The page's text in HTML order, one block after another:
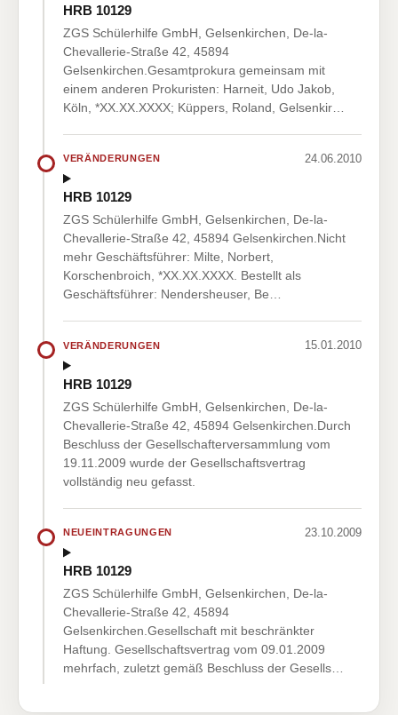
HRB 10129
ZGS Schülerhilfe GmbH, Gelsenkirchen, De-la-
Chevallerie-Straße 42, 45894
Gelsenkirchen.Gesamtprokura gemeinsam mit
einem anderen Prokuristen: Harneit, Udo Jakob,
Köln, *XX.XX.XXXX; Küppers, Roland, Gelsenkir…
VERÄNDERUNGEN 24.06.2010
HRB 10129
ZGS Schülerhilfe GmbH, Gelsenkirchen, De-la-
Chevallerie-Straße 42, 45894 Gelsenkirchen.Nicht
mehr Geschäftsführer: Milte, Norbert,
Korschenbroich, *XX.XX.XXXX. Bestellt als
Geschäftsführer: Nendersheuser, Be…
VERÄNDERUNGEN 15.01.2010
HRB 10129
ZGS Schülerhilfe GmbH, Gelsenkirchen, De-la-
Chevallerie-Straße 42, 45894 Gelsenkirchen.Durch
Beschluss der Gesellschafterversammlung vom
19.11.2009 wurde der Gesellschaftsvertrag
vollständig neu gefasst.
NEUEINTRAGUNGEN 23.10.2009
HRB 10129
ZGS Schülerhilfe GmbH, Gelsenkirchen, De-la-
Chevallerie-Straße 42, 45894
Gelsenkirchen.Gesellschaft mit beschränkter
Haftung. Gesellschaftsvertrag vom 09.01.2009
mehrfach, zuletzt gemäß Beschluss der Gesells…